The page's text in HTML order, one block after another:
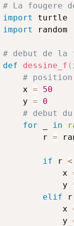
# La fougere
import
import random
# debut de
def
dessine_f (
# position
    x
=
50
    y
=
0
# debut
for
in
        r
=
if r <
            x
            y
elif r
            x
            y